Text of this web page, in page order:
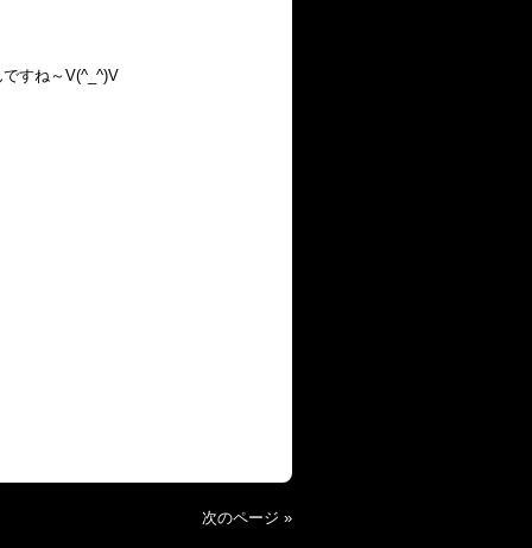
すね～V(^_^)V
次のページ »